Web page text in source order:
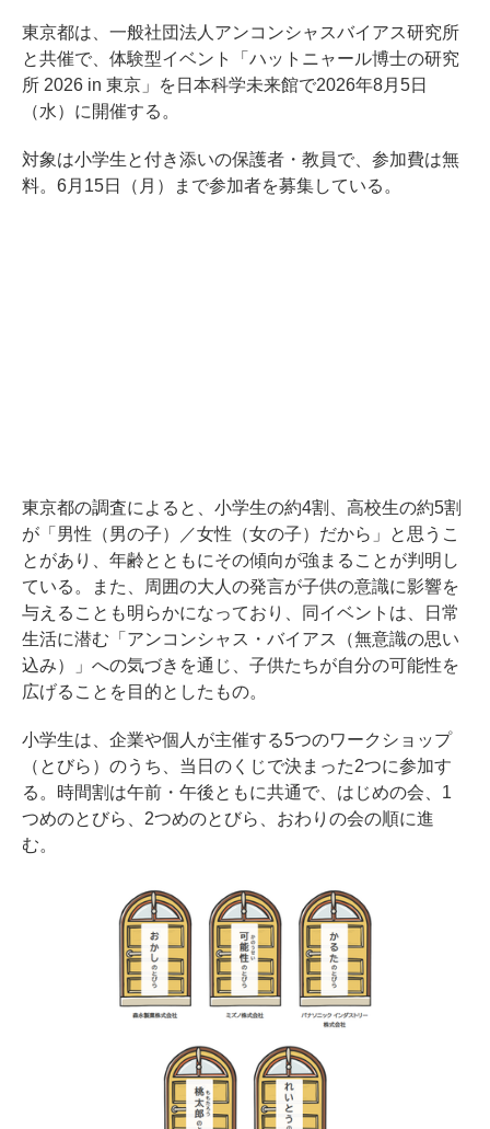
東京都は、一般社団法人アンコンシャスバイアス研究所
と共催で、体験型イベント「ハットニャール博士の研究
所 2026 in 東京」を日本科学未来館で2026年8月5日
（水）に開催する。
対象は小学生と付き添いの保護者・教員で、参加費は無
料。6月15日（月）まで参加者を募集している。
東京都の調査によると、小学生の約4割、高校生の約5割
が「男性（男の子）／女性（女の子）だから」と思うこ
とがあり、年齢とともにその傾向が強まることが判明し
ている。また、周囲の大人の発言が子供の意識に影響を
与えることも明らかになっており、同イベントは、日常
生活に潜む「アンコンシャス・バイアス（無意識の思い
込み）」への気づきを通じ、子供たちが自分の可能性を
広げることを目的としたもの。
小学生は、企業や個人が主催する5つのワークショップ
（とびら）のうち、当日のくじで決まった2つに参加す
る。時間割は午前・午後ともに共通で、はじめの会、1
つめのとびら、2つめのとびら、おわりの会の順に進
む。